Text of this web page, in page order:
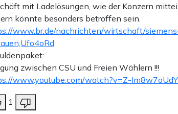
mit Ladelösungen, wie der Konzern
könnte besonders betroffen sein.
www.br.de/nachrichten/wirtschaft/
zwischen CSU und Freien Wählern !!!
www.youtube.com/watch?v=Z-Im8w7oUdY
1